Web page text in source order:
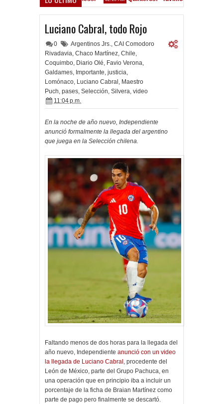
Luciano Cabral, todo Rojo
0 Argentinos Jrs., CAI Comodoro
Rivadavia, Chaco Martínez, Chile,
Coquimbo, Diario Olé, Favio Verona,
Galdames, Importante, justicia,
Lomónaco, Luciano Cabral , Maestro
Puch, pases, Selección, Silvera, video
11:04 p.m.
En la noche de año nuevo, Independiente
anunció formalmente la llegada del argentino
que juega en la Selección chilena.
Faltando menos de dos horas para la llegada del
año nuevo, Independiente anunció con un video
la llegada de Luciano Cabral , procedente del
León de México, parte del Grupo Pachuca, en
una operación que en principio iba a incluir un
porcentaje de la ficha de Braian Martínez como
parte de pago pero finalmente se descartó.